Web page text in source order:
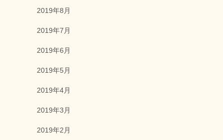
2019年8月
2019年7月
2019年6月
2019年5月
2019年4月
2019年3月
2019年2月